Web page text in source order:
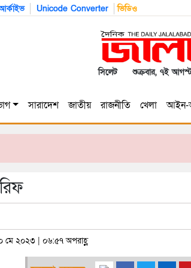
Unicode Converter ভিডিও
সিলেট শুক্রবার, ৭ই আগস্ট
সারাদেশ জাতীয় রাজনীতি খেলা আইন-
মে ২০২৩ | ০৬:৫৭ অপরাহ্ণ